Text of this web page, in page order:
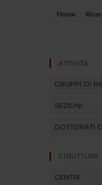
Home
ATTIVITÀ
GRUPPI DI
SEZIONI
DOTTORATI
STRUTTURE
CENTRI